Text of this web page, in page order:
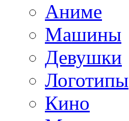
Аниме
Машины
Девушки
Логотипы
Кино